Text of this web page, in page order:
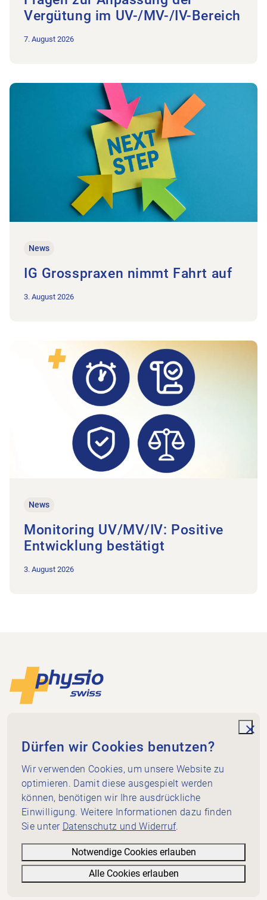
Vergütung im UV-/MV-/IV-Bereich
7. August 2026
News
IG Grosspraxen nimmt Fahrt auf
3. August 2026
Zum Beitrag IG Grosspraxen nimmt Fahrt auf
News
Monitoring UV/MV/IV: Positive
Entwicklung bestätigt
3. August 2026
Zum Beitrag Monitoring UV/MV/IV: Positive Entwicklung
Footer
Dammweg 3
3013 Bern
+41 58 255 36 00
info@physioswiss.ch
Social Media
Wichtiges
Wissen
Dienstleistungen
Über Physioswiss
Dürfen wir Cookies benutzen?
Wir verwenden Cookies, um unsere Website zu
optimieren. Damit diese ausgespielt werden
können, benötigen wir Ihre ausdrückliche
Einwilligung. Weitere Informationen dazu finden
Sie unter Datenschutz und Widerruf.
Notwendige Cookies erlauben
Alle Cookies erlauben